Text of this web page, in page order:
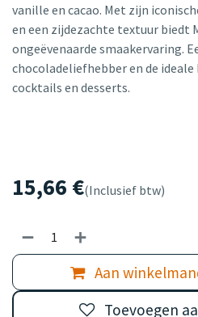
vanille en cacao. Met zijn
en een zijdezachte textuur biedt
ongeëvenaarde smaakervaring.
chocoladeliefhebber en de ideale
cocktails en desserts.
15,66 €(Inclusief btw)
Aan
Toevoegen